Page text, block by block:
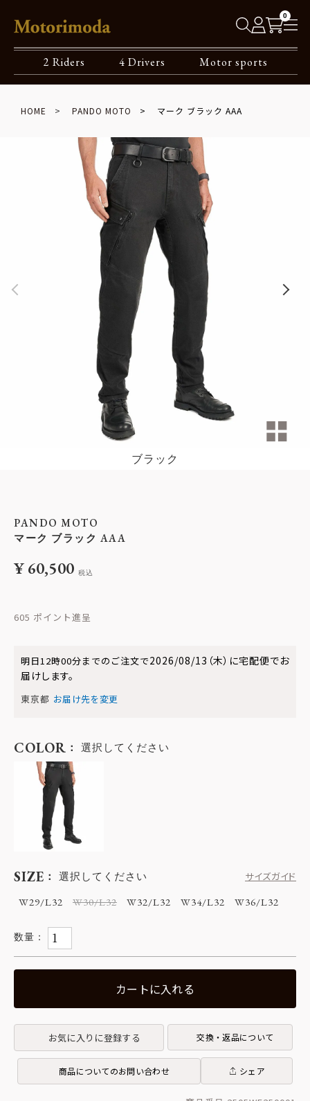
0
2 Riders 4 Drivers Motor sports
HOME PANDO MOTO マーク ブラック AAA
ブラック
PANDO MOTO
マーク ブラック AAA
¥60,500 税込
605
明日12時00分までのご注文で2026/08/13（木） に宅配便でお
届けします。
東京都 お届け先を変更
SIZE 選択してください
サイズガイド
W29/L32
W30/L32 W32/L32 W34/L32 W36/L32
COLOR 選択してください
カートに入れる
お気に入りに登録する 交換・返品について
商品についてのお問い合わせ シェア